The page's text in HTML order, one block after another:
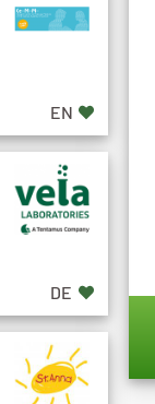
EN
DE